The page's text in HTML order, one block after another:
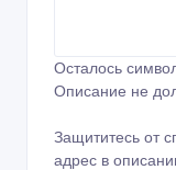
Осталось
Описание не
Защититесь от
адрес в